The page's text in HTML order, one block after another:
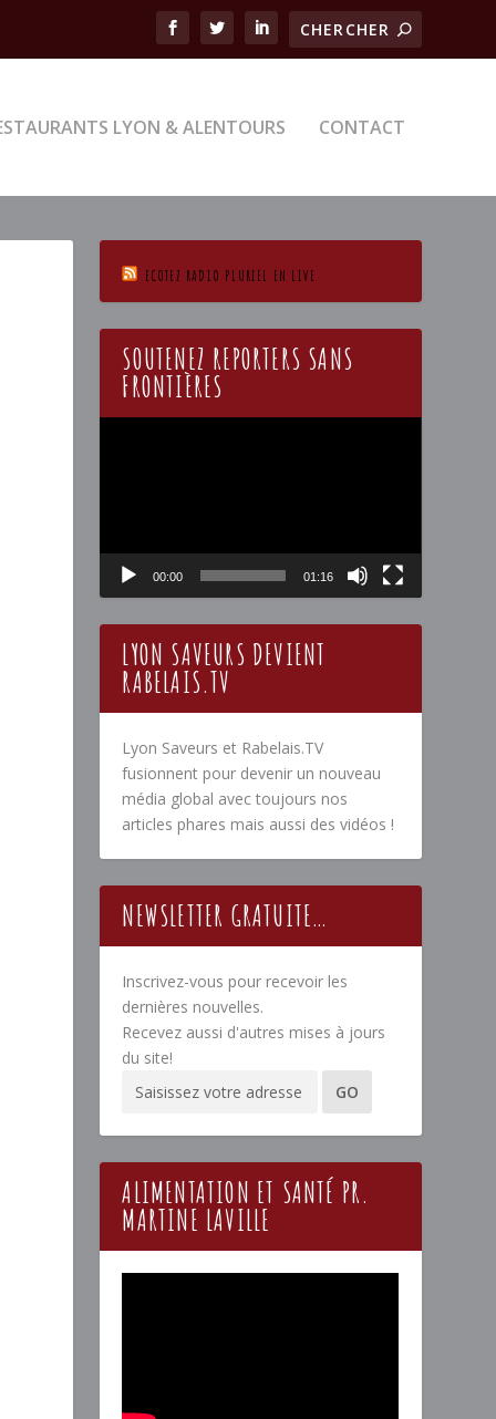
LYON & ALENTOURS CONTACT
ECOTEZ RADIO PLURIEL EN LIVE
SOUTENEZ REPORTERS SANS
FRONTIÈRES
00:00 01:16
LYON SAVEURS DEVIENT
RABELAIS.TV
Lyon Saveurs et Rabelais.TV
fusionnent pour devenir un nouveau
média global avec toujours nos
articles phares mais aussi des vidéos !
NEWSLETTER GRATUITE…
Inscrivez-vous pour recevoir les
dernières nouvelles.
Recevez aussi d'autres mises à jours
du site!
ALIMENTATION ET SANTÉ PR.
MARTINE LAVILLE